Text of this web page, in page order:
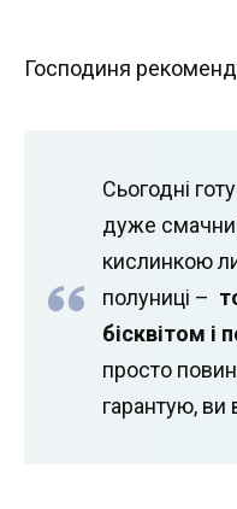
Господиня
Сьогодні
дуже
кислинкою
полуниці –
бісквітом і
просто
гарантую, ви